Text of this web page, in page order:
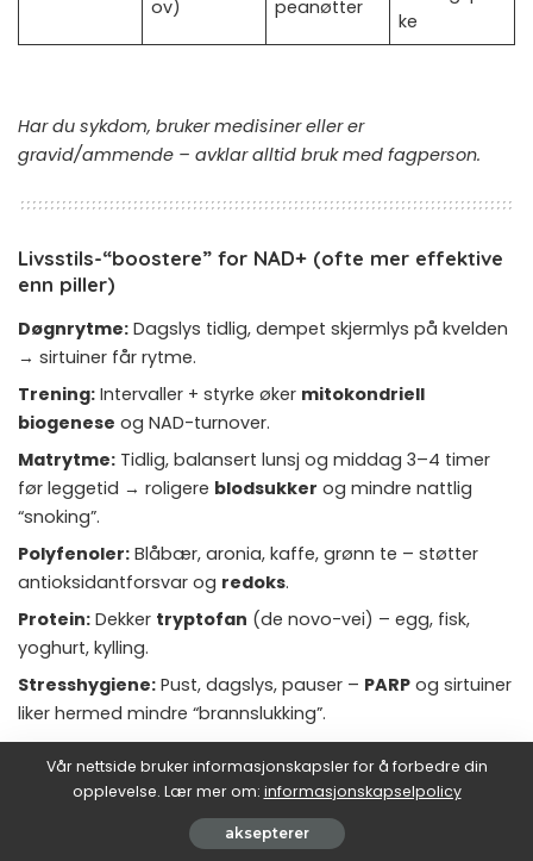
ov)
peanøtter
ke
Har du sykdom, bruker medisiner eller er
gravid/ammende – avklar alltid bruk med fagperson.
Livsstils-“boostere” for NAD+ (ofte mer effektive
enn piller)
Døgnrytme: Dagslys tidlig, dempet skjermlys på kvelden
→ sirtuiner får rytme.
Trening: Intervaller + styrke øker mitokondriell
biogenese og NAD-turnover.
Matrytme: Tidlig, balansert lunsj og middag 3–4 timer
før leggetid → roligere blodsukker og mindre nattlig
“snoking”.
Polyfenoler: Blåbær, aronia, kaffe, grønn te – støtter
antioksidantforsvar og redoks.
Protein: Dekker tryptofan (de novo-vei) – egg, fisk,
yoghurt, kylling.
Stresshygiene: Pust, dagslys, pauser – PARP og sirtuiner
liker hermed mindre “brannslukking”.
Hverdagsmat som naturlig støtter B3-inntak
Vår nettside bruker informasjonskapsler for å forbedre din
opplevelse. Lær mer om: informasjonskapselpolicy
aksepterer